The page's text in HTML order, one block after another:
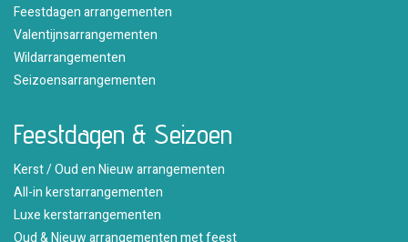
Feestdagen arrangementen
Valentijnsarrangementen
Wildarrangementen
Seizoensarrangementen
Feestdagen & Seizoen
Kerst / Oud en Nieuw arrangementen
All-in kerstarrangementen
Luxe kerstarrangementen
Oud & Nieuw arrangementen met feest